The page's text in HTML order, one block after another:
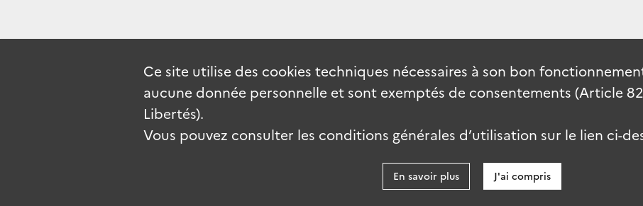
Ce site utilise des cookies techniques nécessaires à son bon
aucune donnée personnelle et sont exemptés de consentements (Article
Libertés).
Vous pouvez consulter les conditions générales d’utilisation sur le lien ci-
En savoir plus J'ai compris